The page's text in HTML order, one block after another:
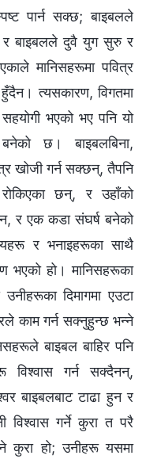
पार्न सक्छ; बाइबलले
र बाइबलले दुवै युग सुरु र
मानिसहरूमा पवित्र
त्यसकारण, विगतमा
भएको भए पनि यो
छ। बाइबलबिना,
खोजी गर्न सक्छन्, तैपनि
छन्, र उहाँको
र एक कडा संघर्ष बनेको
र भनाइहरूका साथै
भएको हो। मानिसहरूका
दिमागमा एउटा
काम गर्न सक्नुहुन्छ भन्ने
बाइबल बाहिर पनि
विश्‍वास गर्न सक्दैनन्,
बाइबलबाट टाढा हुन र
विश्‍वास गर्ने कुरा त परै
कुरा हो; उनीहरू यसमा